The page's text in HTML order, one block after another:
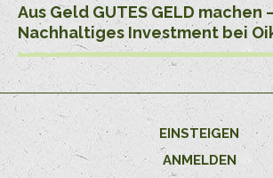
Aus Geld GUTES GELD machen
Nachhaltiges Investment bei
EINSTEIGEN
ANMELDEN